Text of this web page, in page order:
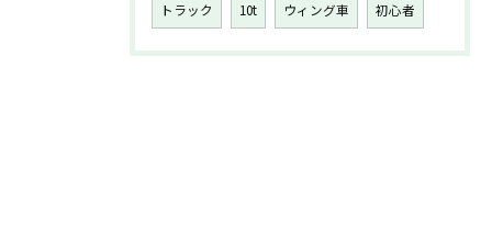
トラック 10t ウィング車 初心者